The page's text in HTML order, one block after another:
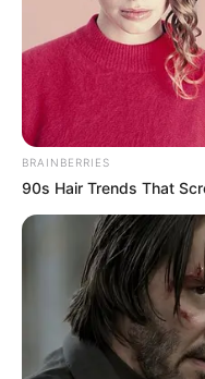
BRAINBERRIES
90s Hair Trends That